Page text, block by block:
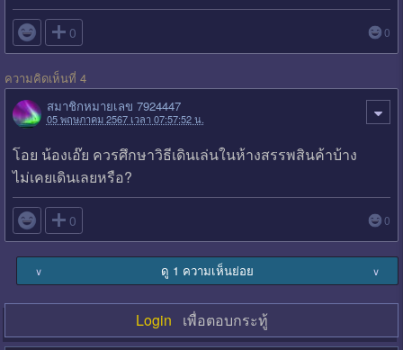
 0 0
ความคิดเห็นที่ 4
สมาชิกหมายเลข 7924447
05 พฤษภาคม 2567 เวลา 07:57:52 น.
โอย น้องเอ๊ย ควรศึกษาวิธีเดินเล่นในห้างสรรพสินค้าบ้าง
ไม่เคยเดินเลยหรือ?
 0 0
∨ ดู 1 ความเห็นย่อย ∨
Login เพื่อตอบกระทู้